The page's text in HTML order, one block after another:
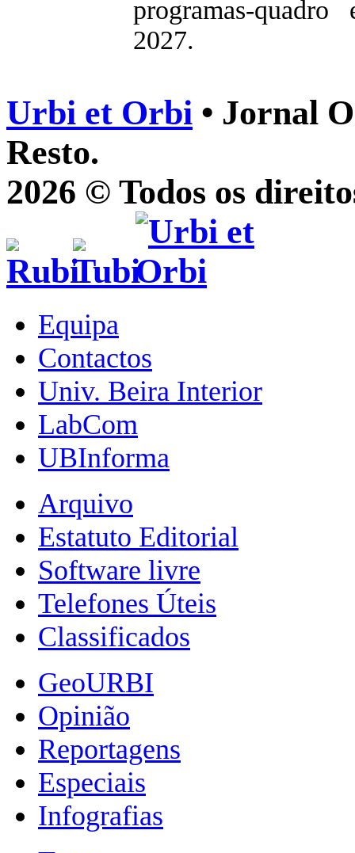
programas-
2027.
Urbi et Orbi • Jornal
Resto.
2026 © Todos os
Equipa
Contactos
Univ. Beira Interior
LabCom
UBInforma
Arquivo
Estatuto Editorial
Software livre
Telefones Úteis
Classificados
GeoURBI
Opinião
Reportagens
Especiais
Infografias